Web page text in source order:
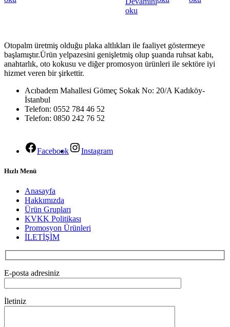
oku
Otopalm üretmiş olduğu plaka altlıkları ile faaliyet göstermeye
başlamıştır.Ürün yelpazesini genişletmiş olup şuanda ruhsat kabı,
anahtarlık, oto kokusu ve diğer promosyon ürünleri ile sektöre iyi
hizmet veren bir şirkettir.
Acıbadem Mahallesi Gömeç Sokak No: 20/A Kadıköy-
İstanbul
Telefon: 0552 784 46 52
Telefon: 0850 242 76 52
Facebook Instagram
Hızlı Menü
Anasayfa
Hakkımızda
Ürün Grupları
KVKK Politikası
Promosyon Ürünleri
İLETİŞİM
E-posta adresiniz
İletiniz